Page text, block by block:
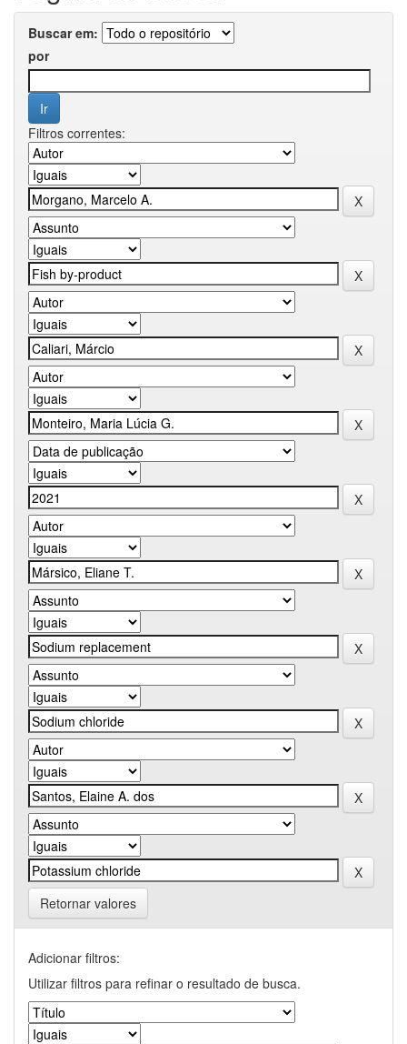
Buscar em:
por
Filtros correntes:
Retornar valores
Adicionar filtros:
Utilizar filtros para refinar o resultado de busca.